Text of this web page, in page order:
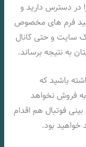
در دسترس دارید و
فرم های مخصوص
یک سایت و حتی کانال
به نتیجه برساند.
باشید که
به فروش نخواهد
فوتبال هم اقدام
بود.